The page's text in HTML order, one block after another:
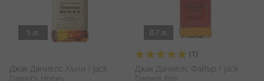
1 л.
Джак Даниелс Хъни / Jack
Daniel's Honey
0.7 л.
Оценка:
100%
(1)
Джак Даниелс Файър / Jack
Daniels Fire